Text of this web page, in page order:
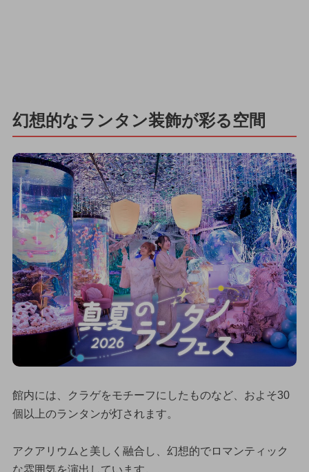
幻想的なランタン装飾が彩る空間
館内には、クラゲをモチーフにしたものなど、およそ30
個以上のランタンが灯されます。
アクアリウムと美しく融合し、幻想的でロマンティック